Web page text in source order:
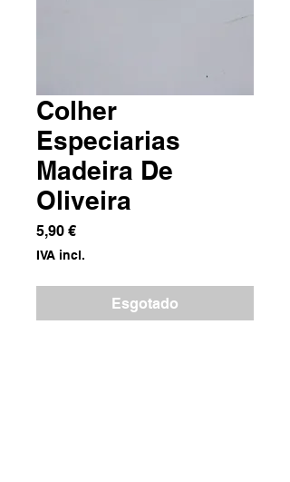
Colher
Especiarias
Madeira De
Oliveira
5,90 €Preço
IVA incl.
Esgotado